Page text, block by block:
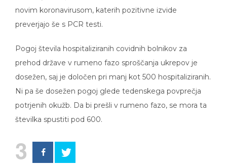
novim koronavirusom, katerih pozitivne izvide
preverjajo še s PCR testi.
Pogoj števila hospitaliziranih covidnih bolnikov za
prehod države v rumeno fazo sproščanja ukrepov je
dosežen, saj je določen pri manj kot 500 hospitaliziranih.
Ni pa še dosežen pogoj glede tedenskega povprečja
potrjenih okužb. Da bi prešli v rumeno fazo, se mora ta
številka spustiti pod 600.
3